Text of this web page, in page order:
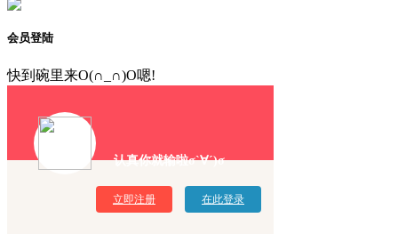
会员登陆
快到碗里来O(∩_∩)O嗯!
认真你就输啦σ`∀´)σ
立即注册 在此登录